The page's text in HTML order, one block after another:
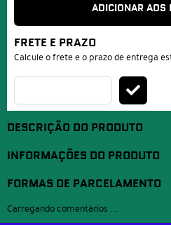
ADICIONAR AOS
FRETE E PRAZO
Calcule o frete e o prazo de entrega
DESCRIÇÃO DO PRODUTO
INFORMAÇÕES DO PRODUTO
FORMAS DE PARCELAMENTO
Carregando comentários ...